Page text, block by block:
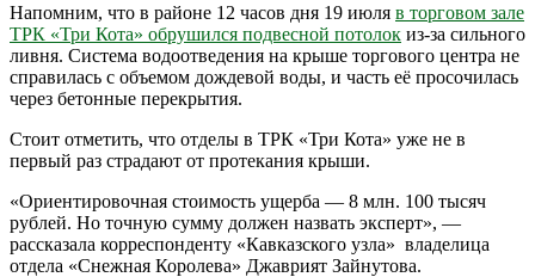
Напомним, что в районе 12 часов дня 19 июля в торговом зале
ТРК «Три Кота» обрушился подвесной потолок из-за сильного
ливня. Система водоотведения на крыше торгового центра не
справилась с объемом дождевой воды, и часть её просочилась
через бетонные перекрытия.
Стоит отметить, что отделы в ТРК «Три Кота» уже не в
первый раз страдают от протекания крыши.
«Ориентировочная стоимость ущерба — 8 млн. 100 тысяч
рублей. Но точную сумму должен назвать эксперт», —
рассказала корреспонденту «Кавказского узла» владелица
отдела «Снежная Королева» Джаврият Зайнутова.